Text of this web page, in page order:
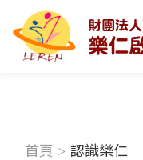
首頁 認識樂仁